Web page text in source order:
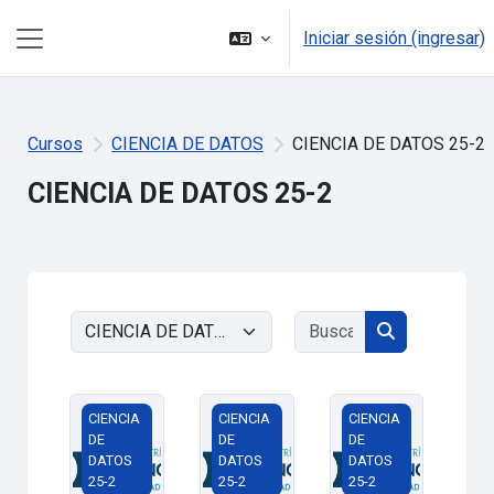
Iniciar sesión (ingresar)
Cursos CIENCIA DE DATOS CIENCIA DE DATOS 25-2
CIENCIA DE DATOS 25-2
Categorías
Buscar cursos
Buscar cursos
Sistemas de Visión y Análisis de Imágenes_25_2
CIENCIA
DE
DATOS
25-2
Optativa IV
CIENCIA
DE
DATOS
25-2
Detección de
CIENCIA
DE
DATOS
25-2